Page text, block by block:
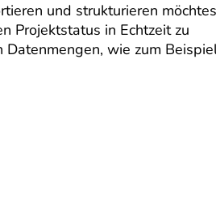
und strukturieren
Projektstatus in Echtzeit zu
wie zum